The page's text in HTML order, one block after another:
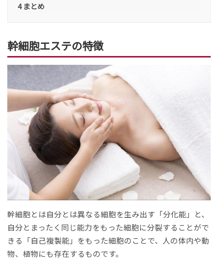
4まとめ
幹細胞エステの特徴
幹細胞とは自分とは異なる細胞を生み出す「分化能」と、
自分とまったく同じ能力をもった細胞に分裂することがで
きる「自己複製能」をもった細胞のことで、人の体内や動
物、植物にも存在するものです。